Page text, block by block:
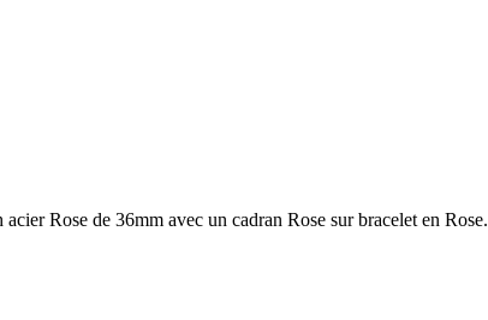
Rose de 36mm avec un cadran Rose sur bracelet en Rose.